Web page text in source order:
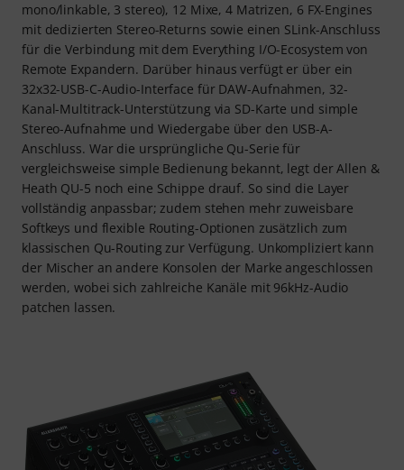
mono/linkable, 3 stereo), 12 Mixe, 4 Matrizen, 6 FX-Engines
mit dedizierten Stereo-Returns sowie einen SLink-Anschluss
für die Verbindung mit dem Everything I/O-Ecosystem von
Remote Expandern. Darüber hinaus verfügt er über ein
32x32-USB-C-Audio-Interface für DAW-Aufnahmen, 32-
Kanal-Multitrack-Unterstützung via SD-Karte und simple
Stereo-Aufnahme und Wiedergabe über den USB-A-
Anschluss. War die ursprüngliche Qu-Serie für
vergleichsweise simple Bedienung bekannt, legt der Allen &
Heath QU-5 noch eine Schippe drauf. So sind die Layer
vollständig anpassbar; zudem stehen mehr zuweisbare
Softkeys und flexible Routing-Optionen zusätzlich zum
klassischen Qu-Routing zur Verfügung. Unkompliziert kann
der Mischer an andere Konsolen der Marke angeschlossen
werden, wobei sich zahlreiche Kanäle mit 96kHz-Audio
patchen lassen.